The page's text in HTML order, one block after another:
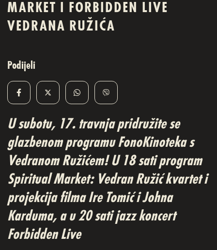
MARKET I FORBIDDEN LIVE
VEDRANA RUŽIĆA
Podijeli
U subotu, 17. travnja pridružite se
glazbenom programu FonoKinoteka s
Vedranom Ružićem! U 18 sati program
Spiritual Market: Vedran Ružić kvartet i
projekcija filma Ire Tomić i Johna
Karduma, a u 20 sati jazz koncert
Forbidden Live